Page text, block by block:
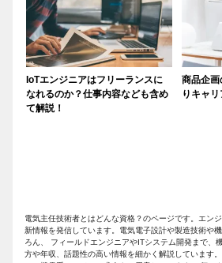
IoTエンジニアはフリーランスに
なれるのか？仕事内容なども含め
て解説！
商品企画
りキャ
電気主任技術者とはどんな資格？のページです。エン
新情報を発信しています。電気電子設計や製造技術や
ろん、 フィールドエンジニアやITシステム開発まで、
方や年収、話題性の高い情報を細かく解説しています